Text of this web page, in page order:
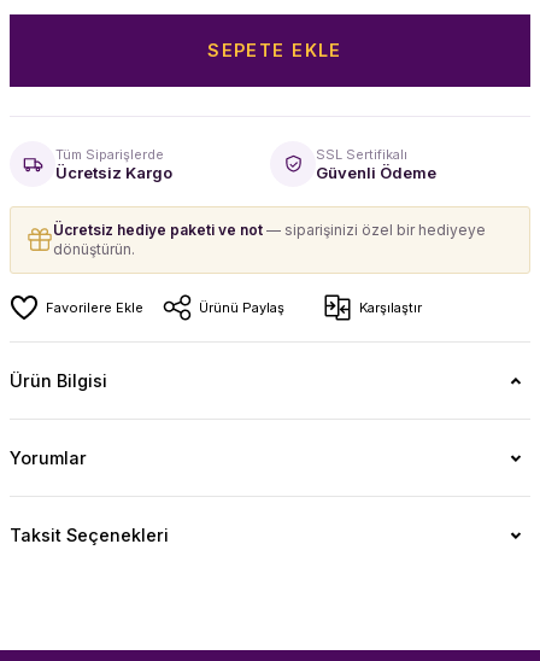
SEPETE EKLE
Tüm Siparişlerde
Ücretsiz Kargo
SSL Sertifikalı
Güvenli Ödeme
Ücretsiz hediye paketi ve not — siparişinizi özel bir hediyeye
dönüştürün.
Ürünü Paylaş Karşılaştır
Ürün Bilgisi
Yorumlar
Taksit Seçenekleri